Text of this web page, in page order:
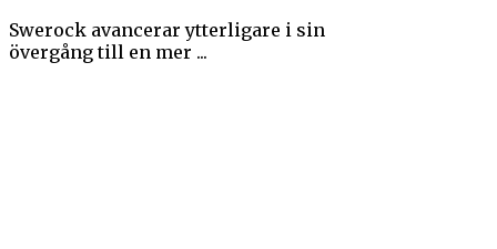
Swerock avancerar ytterligare i sin
övergång till en mer ...